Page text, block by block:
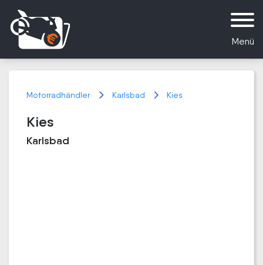
Menü
Motorradhändler Karlsbad Kies
Kies
Karlsbad